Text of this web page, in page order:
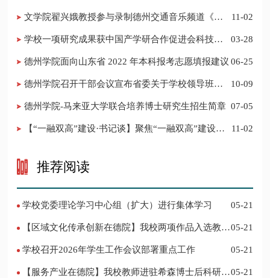
​文学院翟兴娥教授参与录制德州交通音乐频道《科
11-02
学校一项研究成果获中国产学研合作促进会科技创
03-28
德州学院面向山东省 2022 年本科报考志愿填报建议 06-25
​德州学院召开干部会议宣布省委关于学校领导班子
10-09
德州学院-马来亚大学联合培养博士研究生招生简章 07-05
11-02
推荐阅读
学校党委理论学习中心组（扩大）进行集体学习 05-21
05-21
学校召开2026年学生工作会议部署重点工作 05-21
05-21